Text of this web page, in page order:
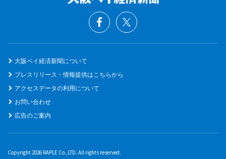
大阪ベイ経済新聞について
プレスリリース・情報提供はこちらから
アクセスデータの利用について
お問い合わせ
広告のご案内
Copyright 2026 RAPLE Co.,LTD. All rights reserved.